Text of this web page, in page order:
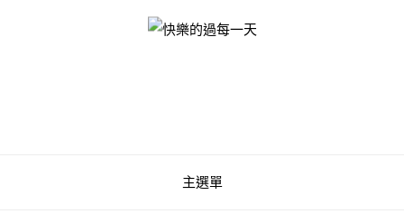
快樂的過每一天
主選單